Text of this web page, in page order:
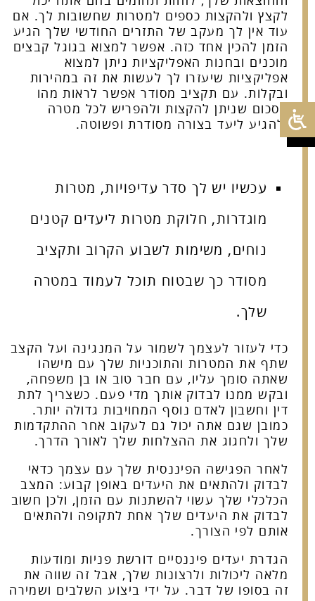
לקצץ ולהקצות כספים למטרות שחשובות לך. אם
עוד אין לך מעקב של התזרים החודשי שלך הגיע
הזמן להכין אחד כזה. אפשר למצוא בגוגל קבצים
מוכנים ובחנות האפליקציות ניתן למצוא
אפליקציות שיעזרו לך לעשות את זה במהירות
ובקלות. עם תקציב מסודר אפשר לראות מהו
הסכום שניתן להקצות ולהפריש לכל מטרה
ולהגיע ליעד בצורה מסודרת ופשוטה.
עכשיו יש לך סדר עדיפויות, מטרות
מוגדרות, חלוקת מטרות ליעדים קטנים
נוחים, משימות לשבוע הקרוב ותקציב
מסודר כך שבטוח תוכל לעמוד במטרה
שלך.
כדי לעזור לעצמך לשמור על המנגינה ועל הקצב
שתף את המטרות והתוכניות שלך עם מישהו
שאתה סומך עליו, עם חבר טוב או בן משפחה,
ובקש ממנו לבדוק אותך מדי פעם. כשצריך לתת
דין וחשבון לאדם נוסף המחויבות גדולה יותר.
כמובן שגם אתה יכול גם לעקוב אחר ההתקדמות
שלך ולחגוג את ההצלחות שלך לאורך הדרך.
לאחר הפגישה הפיננסית שלך עם עצמך כדאי
לבדוק ולהתאים את היעדים באופן קבוע: המצב
הכלכלי שלך עשוי להשתנות עם הזמן, ולכן חשוב
לבדוק את היעדים שלך אחת לתקופה ולהתאים
אותם לפי הצורך.
הגדרת יעדים פיננסיים דורשת פניות ומודעות
מלאה ליכולות ולרצונות שלך, אבל זה שווה את
זה בסופו של דבר. על ידי ביצוע השלבים ושמירה